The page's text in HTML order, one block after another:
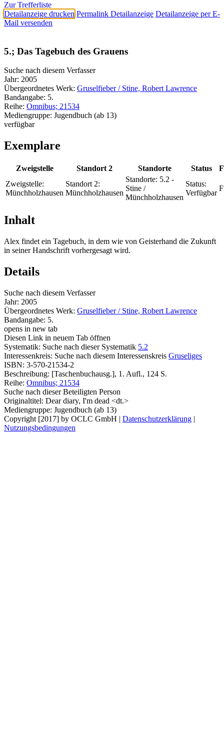
Zur Trefferliste
Detailanzeige drucken Permalink Detailanzeige Detailanzeige per E-
Mail versenden
5.; Das Tagebuch des Grauens
Suche nach diesem Verfasser
Jahr: 2005
Übergeordnetes Werk: Gruselfieber / Stine, Robert Lawrence
Bandangabe: 5.
Reihe: Omnibus; 21534
Mediengruppe: Jugendbuch (ab 13)
verfügbar
Exemplare
Zweigstelle Standort 2 Standorte Status
Zweigstelle:
Münchholzhausen
Standort 2:
Münchholzhausen
Standorte: 5.2 -
Stine /
Münchholzhausen
Status:
Verfügbar
Inhalt
Alex findet ein Tagebuch, in dem wie von Geisterhand die Zukunft
in seiner Handschrift vorhergesagt wird.
Details
Suche nach diesem Verfasser
Jahr: 2005
Übergeordnetes Werk: Gruselfieber / Stine, Robert Lawrence
Bandangabe: 5.
opens in new tab
Diesen Link in neuem Tab öffnen
Systematik: Suche nach dieser Systematik 5.2
Interessenkreis: Suche nach diesem Interessenskreis Gruseliges
ISBN: 3-570-21534-2
Beschreibung: [Taschenbuchausg.], 1. Aufl., 124 S.
Reihe: Omnibus; 21534
Suche nach dieser Beteiligten Person
Originaltitel: Dear diary, I'm dead <dt.>
Mediengruppe: Jugendbuch (ab 13)
Copyright [2017] by OCLC GmbH | Datenschutzerklärung |
Nutzungsbedingungen